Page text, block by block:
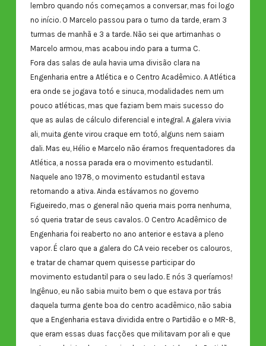
lembro quando nós começamos a conversar, mas foi logo
no início. O Marcelo passou para o turno da tarde, eram 3
turmas de manhã e 3 a tarde. Não sei que artimanhas o
Marcelo armou, mas acabou indo para a turma C.
Fora das salas de aula havia uma divisão clara na
Engenharia entre a Atlética e o Centro Acadêmico. A Atlética
era onde se jogava totó e sinuca, modalidades nem um
pouco atléticas, mas que faziam bem mais sucesso do
que as aulas de cálculo diferencial e integral. A galera vivia
ali, muita gente virou craque em totó, alguns nem saiam
dali. Mas eu, Hélio e Marcelo não éramos frequentadores da
Atlética, a nossa parada era o movimento estudantil.
Naquele ano 1978, o movimento estudantil estava
retornando a ativa. Ainda estávamos no governo
Figueiredo, mas o general não queria mais porra nenhuma,
só queria tratar de seus cavalos. O Centro Acadêmico de
Engenharia foi reaberto no ano anterior e estava a pleno
vapor. É claro que a galera do CA veio receber os calouros,
e tratar de chamar quem quisesse participar do
movimento estudantil para o seu lado. E nós 3 queríamos!
Ingênuo, eu não sabia muito bem o que estava por trás
daquela turma gente boa do centro acadêmico, não sabia
que a Engenharia estava dividida entre o Partidão e o MR-8,
que eram essas duas facções que militavam por ali e que